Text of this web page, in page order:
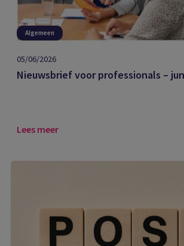
Algemeen
05/06/2026
Nieuwsbrief voor professionals –
Lees meer